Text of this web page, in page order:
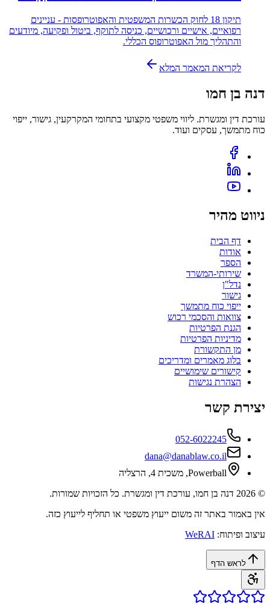
תיקון 18 לחוק הכשרות המשפטית והאפוטרופסות - עניינים
רפואיים, אישיים ורכושיים, כניסה לתוקף, ביטול ופקיעה, מיודעים
והתהליך מול האפוטרופוס הכללי.
לקריאת המאמר המלא
דנה בן חמו
עורכת דין ומגשרת. ליווי משפטי מקצועי בתחומי המקרקעין, גישור, ייפוי
כוח מתמשך, עסקים ועוד.
ניווט מהיר
דף הבית
אודות
הספר
שירותי-המשרד
נדל"ן
גישור
ייפוי כוח מתמשך
צוואות והסכמי רכוש
הגנת הפרטיות
מדיניות הפרטיות
מן התקשורת
בלוג מאמרים ומדריכים
קישורים שימושיים
הצהרת נגישות
יצירת קשר
052-6022245
dana@danablaw.co.il
Powerball, משכית 4, הרצליה
©
2026 דנה בן חמו, עורכת דין ומגשרת. כל הזכויות שמורות.
אין באמור באתר זה משום ייעוץ משפטי או תחליף לייעוץ כזה.
עיצוב ופיתוח: WeRAI
לראש הדף